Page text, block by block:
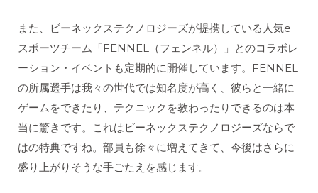
また、ビーネックステクノロジーズが提携している人気e
スポーツチーム「FENNEL（フェンネル）」とのコラボレ
ーション・イベントも定期的に開催しています。FENNEL
の所属選手は我々の世代では知名度が高く、彼らと一緒に
ゲームをできたり、テクニックを教わったりできるのは本
当に驚きです。これはビーネックステクノロジーズならで
はの特典ですね。部員も徐々に増えてきて、今後はさらに
盛り上がりそうな手ごたえを感じます。